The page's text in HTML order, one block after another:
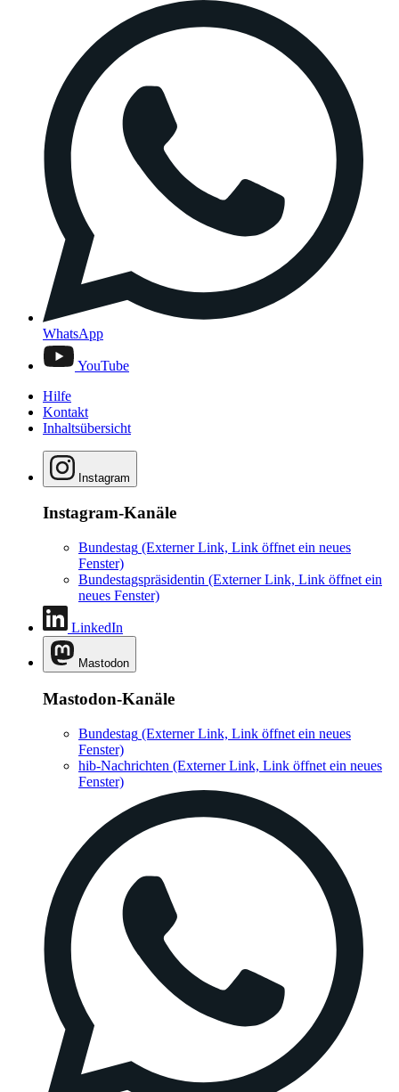
WhatsApp
YouTube
Hilfe
Kontakt
Inhaltsübersicht
Instagram
Instagram-Kanäle
Bundestag (Externer Link, Link öffnet ein neues
Fenster)
Bundestagspräsidentin (Externer Link, Link öffnet ein
neues Fenster)
LinkedIn
Mastodon
Mastodon-Kanäle
Bundestag (Externer Link, Link öffnet ein neues
Fenster)
hib-Nachrichten (Externer Link, Link öffnet ein neues
Fenster)